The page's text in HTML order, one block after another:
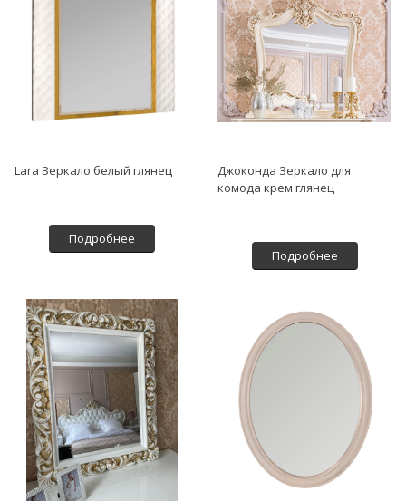
Lara Зеркало белый глянец
Подробнее
Джоконда Зеркало для
комода крем глянец
Подробнее